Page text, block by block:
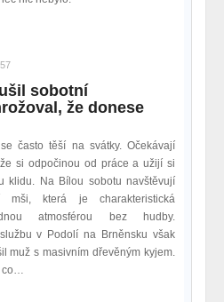
sobotní
že donese
často těší na svátky. Očekávají
si odpočinou od práce a užijí si
klidu. Na Bílou sobotu navštěvují
mši, která je charakteristická
atmosférou bez hudby.
v Podolí na Brněnsku však
muž s masivním dřevěným kyjem.
co…